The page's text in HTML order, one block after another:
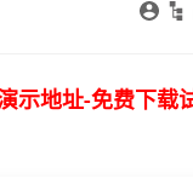
示地址-免费下载